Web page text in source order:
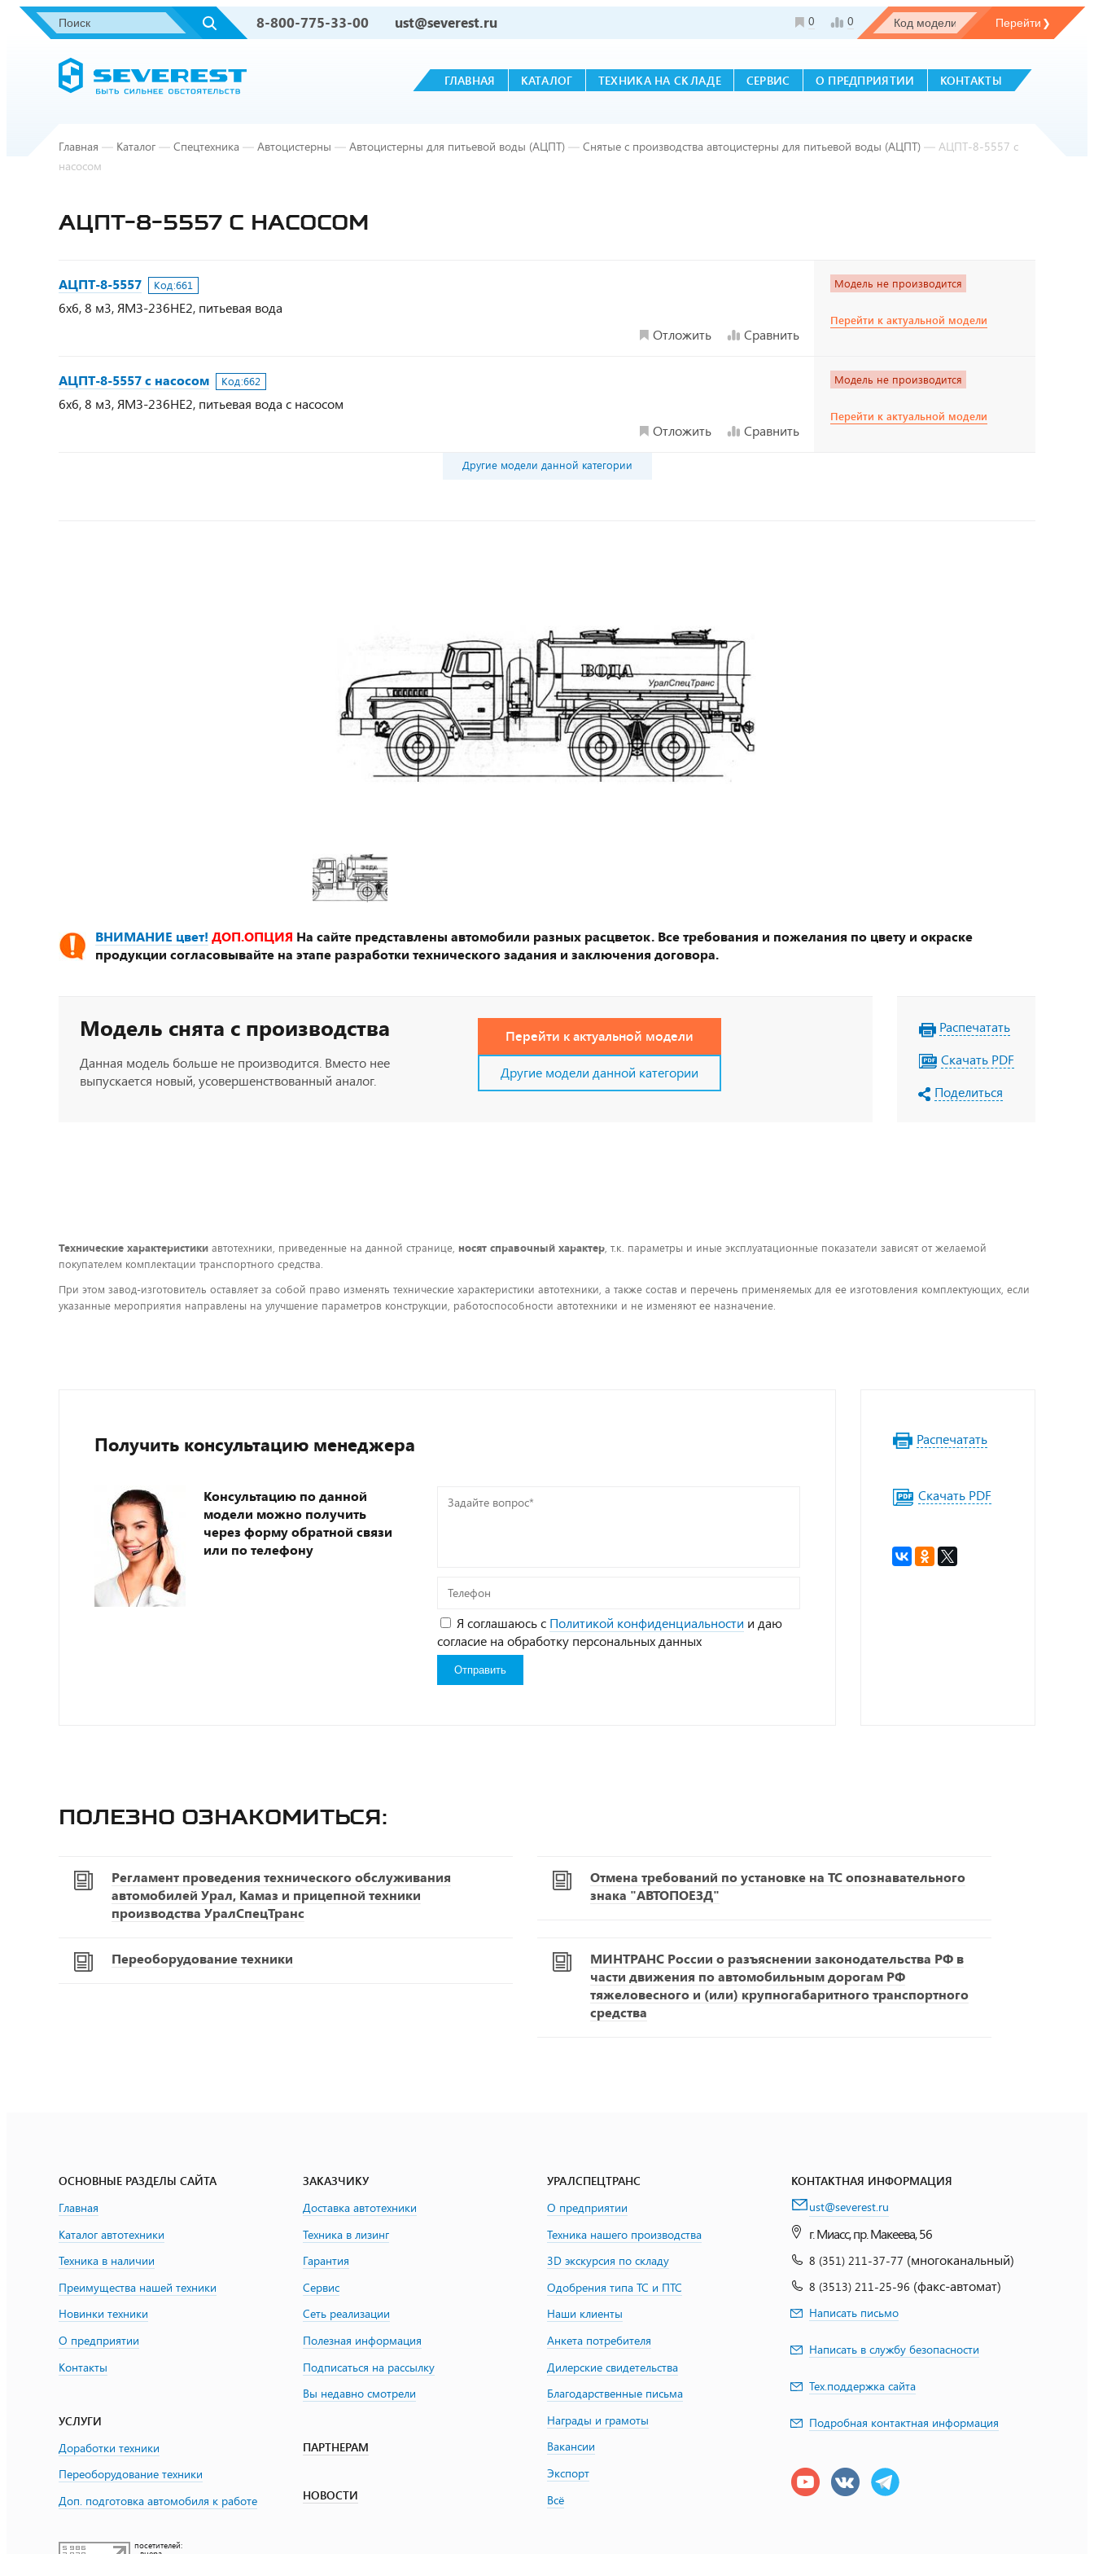
8-800-775-33-00 ust@severest.ru 0 0
ГЛАВНАЯ КАТАЛОГ ТЕХНИКА НА СКЛАДЕ СЕРВИС О ПРЕДПРИЯТИИ КОНТАКТЫ
Главная — Каталог — Спецтехника — Автоцистерны — Автоцистерны для питьевой воды (АЦПТ) — Снятые с производства автоцистерны для питьевой воды (АЦПТ) — АЦПТ-8-5557 с
насосом
АЦПТ-8-5557 С НАСОСОМ
АЦПТ-8-5557 Код:661
6х6, 8 м3, ЯМЗ-236НЕ2, питьевая вода
Отложить
Сравнить
Модель не производится
Перейти к актуальной модели
АЦПТ-8-5557 с насосом Код:662
6х6, 8 м3, ЯМЗ-236НЕ2, питьевая вода с насосом
Отложить
Сравнить
Модель не производится
Перейти к актуальной модели
Другие модели данной категории
ВНИМАНИЕ цвет! ДОП.ОПЦИЯ На сайте представлены автомобили разных расцветок. Все требования и пожелания по цвету и окраске
продукции согласовывайте на этапе разработки технического задания и заключения договора.
Модель снята с производства
Данная модель больше не производится. Вместо нее
выпускается новый, усовершенствованный аналог.
Перейти к актуальной модели
Другие модели данной категории
Распечатать
Скачать PDF
Поделиться
Технические характеристики автотехники, приведенные на данной странице, носят справочный характер, т.к. параметры и иные эксплуатационные показатели зависят от желаемой
покупателем комплектации транспортного средства.
При этом завод-изготовитель оставляет за собой право изменять технические характеристики автотехники, а также состав и перечень применяемых для ее изготовления комплектующих, если
указанные мероприятия направлены на улучшение параметров конструкции, работоспособности автотехники и не изменяют ее назначение.
Получить консультацию менеджера
Консультацию по данной
модели можно получить
через форму обратной связи
или по телефону
Задайте
Телефон
Я соглашаюсь с Политикой конфиденциальности и даю
согласие на обработку персональных данных
Распечатать
Скачать PDF
Полезно ознакомиться:
Регламент проведения технического обслуживания
автомобилей Урал, Камаз и прицепной техники
производства УралСпецТранс
Отмена требований по установке на ТС опознавательного
знака "АВТОПОЕЗД"
Переоборудование техники
МИНТРАНС России о разъяснении законодательства РФ в
части движения по автомобильным дорогам РФ
тяжеловесного и (или) крупногабаритного транспортного
средства
ОСНОВНЫЕ РАЗДЕЛЫ САЙТА
Главная
Каталог автотехники
Техника в наличии
Преимущества нашей техники
Новинки техники
О предприятии
Контакты
УСЛУГИ
Доработки техники
Переоборудование техники
Доп. подготовка автомобиля к работе
посетителей:
ЗАКАЗЧИКУ
Доставка автотехники
Техника в лизинг
Гарантия
Сервис
Сеть реализации
Полезная информация
Подписаться на рассылку
Вы недавно смотрели
ПАРТНЕРАМ
НОВОСТИ
УРАЛСПЕЦТРАНС
О предприятии
Техника нашего производства
3D экскурсия по складу
Одобрения типа ТС и ПТС
Наши клиенты
Анкета потребителя
Дилерские свидетельства
Благодарственные письма
Награды и грамоты
Вакансии
Экспорт
Всё
КОНТАКТНАЯ ИНФОРМАЦИЯ
ust@severest.ru
г. Миасс, пр. Макеева, 56
8 (351) 211-37-77 (многоканальный)
8 (3513) 211-25-96 (факс-автомат)
Написать письмо
Написать в службу безопасности
Тех.поддержка сайта
Подробная контактная информация